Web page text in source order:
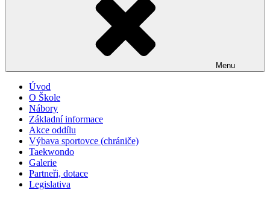
Menu
Úvod
O Škole
Nábory
Základní informace
Akce oddílu
Výbava sportovce (chrániče)
Taekwondo
Galerie
Partneři, dotace
Legislativa